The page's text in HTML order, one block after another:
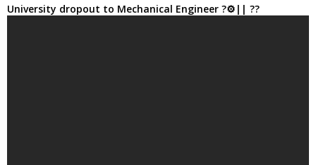
University dropout to Mechanical Engineer ?⚙️|| ??